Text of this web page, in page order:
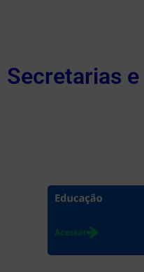
Secretarias